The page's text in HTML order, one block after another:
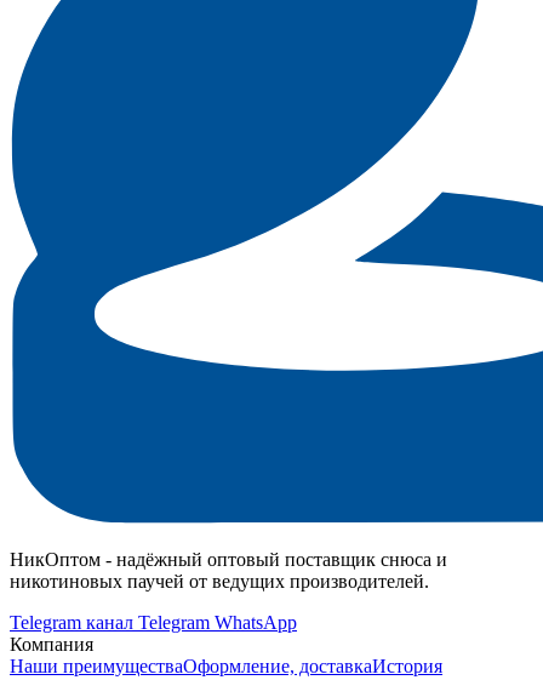
НикОптом - надёжный оптовый поставщик снюса и
никотиновых паучей от ведущих производителей.
Telegram канал Telegram WhatsApp
Компания
Наши преимуществаОформление, доставкаИстория